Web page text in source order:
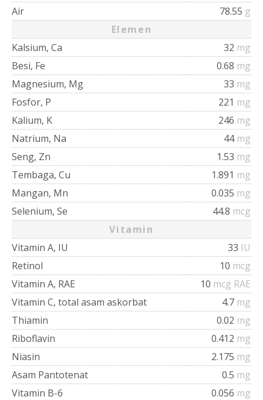
Air
78.55 g
Elemen
Kalsium, Ca
32 mg
Besi, Fe
0.68 mg
Magnesium, Mg
33 mg
Fosfor, P
221 mg
Kalium, K
246 mg
Natrium, Na
44 mg
Seng, Zn
1.53 mg
Tembaga, Cu
1.891 mg
Mangan, Mn
0.035 mg
Selenium, Se
44.8 mcg
Vitamin
Vitamin A, IU
33 IU
Retinol
10 mcg
Vitamin A, RAE
10 mcg RAE
Vitamin C, total asam askorbat
4.7 mg
Thiamin
0.02 mg
Riboflavin
0.412 mg
Niasin
2.175 mg
Asam Pantotenat
0.5 mg
Vitamin B-6
0.056 mg